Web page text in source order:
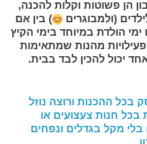
הן פשוטות וקלות להכנה,
(ולמבוגרים
) בין אם
הולדת במיוחד בימי הקיץ
מהנות שמתאימות
יכול להכין לבד בבית.
בכל ההכנות ורוצה נוזל
בכל חנות צעצועים או
בלי מקל בגדלים ונפחים